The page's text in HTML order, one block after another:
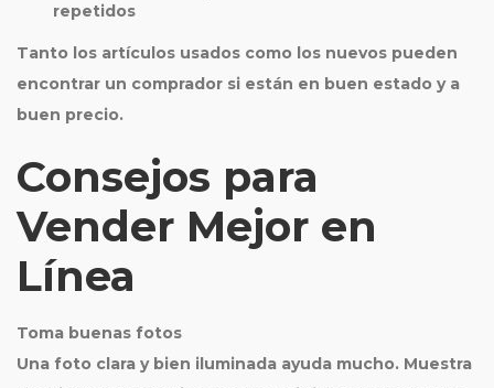
repetidos
Tanto los artículos usados como los nuevos pueden
encontrar un comprador si están en buen estado y a
buen precio.
Consejos para
Vender Mejor en
Línea
Toma buenas fotos
Una foto clara y bien iluminada ayuda mucho. Muestra